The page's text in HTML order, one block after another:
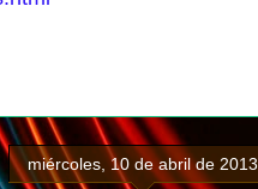
miércoles, 10 de abril de 2013